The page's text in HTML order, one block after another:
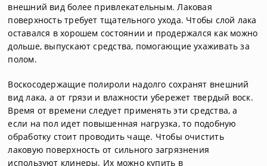
внешний вид более привлекательным. Лаковая
поверхность требует тщательного ухода. Чтобы слой лака
оставался в хорошем состоянии и продержался как можно
дольше, выпускают средства, помогающие ухаживать за
полом.
Воскосодержащие полироли надолго сохранят внешний
вид лака, а от грязи и влажности убережет твердый воск.
Время от времени следует применять эти средства, а
если на пол идет повышенная нагрузка, то подобную
обработку стоит проводить чаще. Чтобы очистить
лаковую поверхность от сильного загрязнения
используют клинеры. Их можно купить в